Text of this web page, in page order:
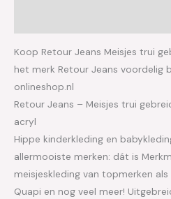
Koop Retour Jeans Meisjes trui
het merk Retour Jeans voordelig
onlineshop.nl
Retour Jeans – Meisjes trui
acryl
Hippe kinderkleding en
allermooiste merken: dát is
meisjeskleding van topmerken als
Quapi en nog veel meer!